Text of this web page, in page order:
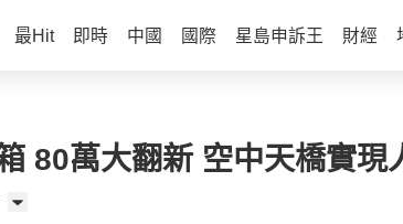
最Hit 即時 中國 國際 星島申訴王 財經
80萬大翻新 空中天橋實